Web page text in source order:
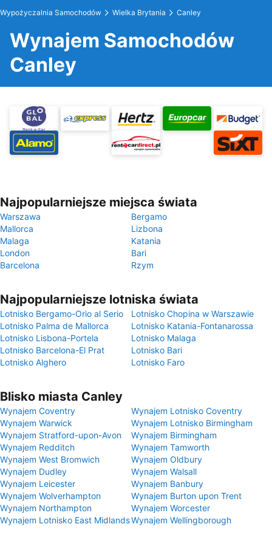
Wypożyczalnia Samochodów Wielka Brytania Canley
Wynajem Samochodów
Canley
Najpopularniejsze miejsca świata
Warszawa
Bergamo
Mallorca
Lizbona
Malaga
Katania
London
Bari
Barcelona
Rzym
Najpopularniejsze lotniska świata
Lotnisko Bergamo-Orio al Serio
Lotnisko Chopina w Warszawie
Lotnisko Palma de Mallorca
Lotnisko Katania-Fontanarossa
Lotnisko Lisbona-Portela
Lotnisko Malaga
Lotnisko Barcelona-El Prat
Lotnisko Bari
Lotnisko Alghero
Lotnisko Faro
Blisko miasta Canley
Wynajem Coventry
Wynajem Lotnisko Coventry
Wynajem Warwick
Wynajem Lotnisko Birmingham
Wynajem Stratford-upon-Avon
Wynajem Birmingham
Wynajem Redditch
Wynajem Tamworth
Wynajem West Bromwich
Wynajem Oldbury
Wynajem Dudley
Wynajem Walsall
Wynajem Leicester
Wynajem Banbury
Wynajem Wolverhampton
Wynajem Burton upon Trent
Wynajem Northampton
Wynajem Worcester
Wynajem Lotnisko East MidlandsWynajem Wellingborough